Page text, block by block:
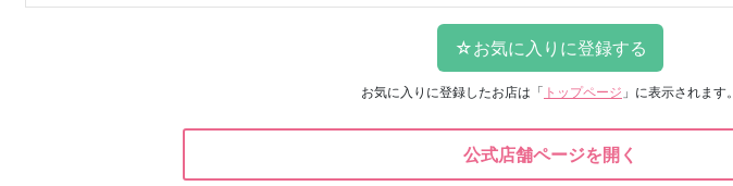
お気に入りに登録したお店は 「 トップページ 」に表示されます。
公式店舗ページを開く